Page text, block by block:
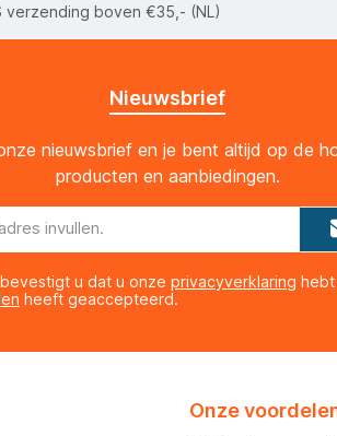
verzending boven €35,- (NL)
Nieuwsbrief
nieuwsbrief en je bent altijd op de
producten en aanbiedingen.
u dat u onze privacyverklaring
heeft geaccepteerd.
Onze